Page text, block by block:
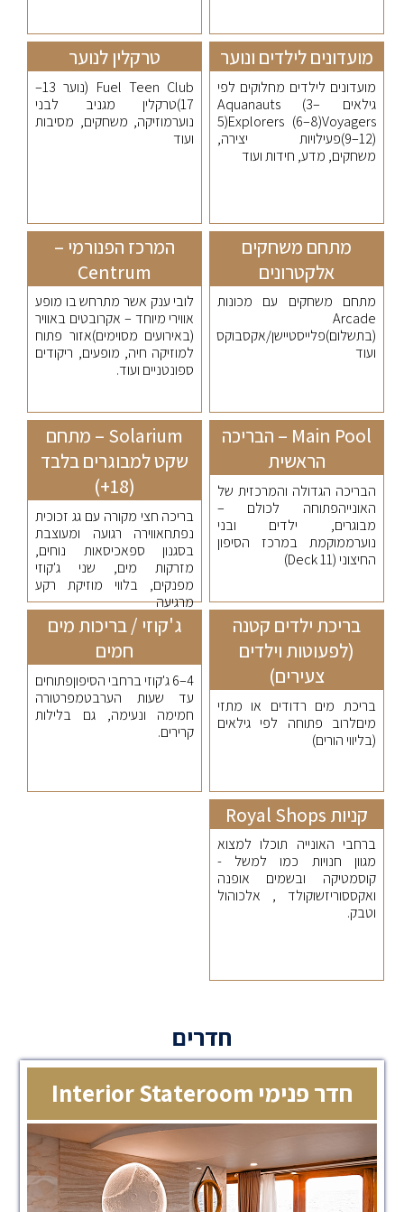
מועדונים לילדים ונוער
מועדונים לילדים מחלוקים לפי
גילאים Aquanauts (3–
5)Explorers (6–8)Voyagers
(9–12)פעילויות יצירה,
משחקים, מדע, חידות ועוד
טרקלין לנוער
Fuel Teen Club (נוער 13–
17)טרקלין מגניב לבני
נוערמוזיקה, משחקים, מסיבות
ועוד
מתחם משחקים
אלקטרונים
מתחם משחקים עם מכונות
Arcade
(בתשלום)פלייסטיישן/אקסבוקס
ועוד
המרכז הפנורמי –
Centrum
לובי ענק אשר מתרחש בו מופע
אווירי מיוחד – אקרובטים באוויר
(באירועים מסוימים)אזור פתוח
למוזיקה חיה, מופעים, ריקודים
ספונטניים ועוד.
Main Pool – הבריכה
הראשית
הבריכה הגדולה והמרכזית של
האונייהפתוחה לכולם –
מבוגרים, ילדים ובני
נוערממוקמת במרכז הסיפון
החיצוני (Deck 11)
Solarium – מתחם
שקט למבוגרים בלבד
(18+)
בריכה חצי מקורה עם גג זכוכית
נפתחאווירה רגועה ומעוצבת
בסגנון ספאכיסאות נוחים,
מזרקות מים, שני ג'קוזי
מפנקים, בלווי מוזיקת רקע
מרגיעה
בריכת ילדים קטנה
(לפעוטות וילדים
צעירים)
בריכת מים רדודים או מתזי
מיםלרוב פתוחה לפי גילאים
(בליווי הורים)
ג'קוזי / בריכות מים
חמים
4–6 ג'קוזי ברחבי הסיפוןפתוחים
עד שעות הערבטמפרטורה
חמימה ונעימה, גם בלילות
קרירים.
קניות Royal Shops
ברחבי האונייה תוכלו למצוא
מגוון חנויות כמו למשל -
קוסמטיקה ובשמים אופנה
ואקססוריזשוקולד , אלכוהול
וטבק.
חדרים
חדר פנימי Interior Stateroom